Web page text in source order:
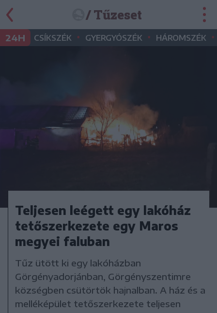
/ Tűzeset
24H CSÍKSZÉK • GYERGYÓSZÉK • HÁROMSZÉK •
Teljesen leégett egy lakóház
tetőszerkezete egy Maros
megyei faluban
Tűz ütött ki egy lakóházban
Görgényadorjánban, Görgényszentimre
községben csütörtök hajnalban. A ház és a
melléképület tetőszerkezete teljesen